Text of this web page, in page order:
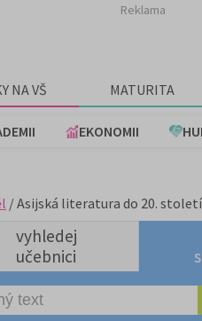
Reklama
NA VŠ MATURITA
EKONOMII
/ Asijská literatura do 20. století
vyhledej
učebnici